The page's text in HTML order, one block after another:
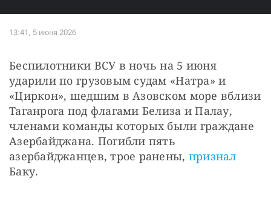
Беспилотники ВСУ в ночь на 5 июня
ударили по грузовым судам «Натра» и
«Циркон», шедшим в Азовском море вблизи
Таганрога под флагами Белиза и Палау,
членами команды которых были граждане
Азербайджана. Погибли пять
азербайджанцев, трое ранены, признал
Баку.